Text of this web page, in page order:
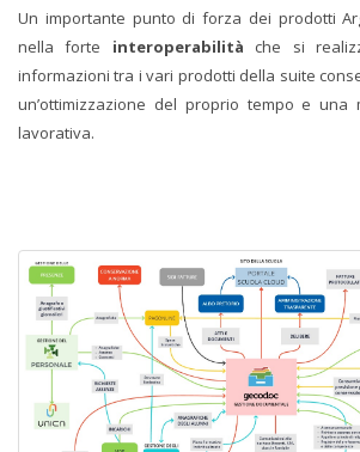
Un importante punto di forza dei prodotti
nella forte interoperabilità che si
informazioni tra i vari prodotti della suite
un’ottimizzazione del proprio tempo e una
lavorativa.